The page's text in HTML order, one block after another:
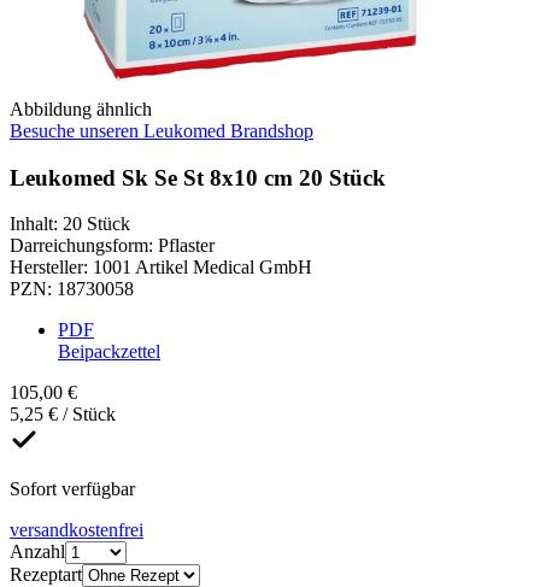
Abbildung ähnlich
Besuche unseren Leukomed Brandshop
Leukomed Sk Se St 8x10 cm 20 Stück
Inhalt: 20 Stück
Darreichungsform: Pflaster
Hersteller: 1001 Artikel Medical GmbH
PZN: 18730058
PDF
Beipackzettel
105,00 €
5,25 € / Stück
Sofort verfügbar
versandkostenfrei
Anzahl
Rezeptart